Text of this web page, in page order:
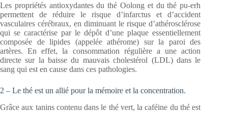
Les propriétés antioxydantes du thé Oolong et du thé pu-erh
permettent de réduire le risque d’infarctus et d’accident
vasculaires cérébraux, en diminuant le risque d’athérosclérose
qui se caractérise par le dépôt d’une plaque essentiellement
composée de lipides (appelée athérome) sur la paroi des
artères. En effet, la consommation régulière a une action
directe sur la baisse du mauvais cholestérol (LDL) dans le
sang qui est en cause dans ces pathologies.
2 – Le thé est un allié pour la mémoire et la concentration.
Grâce aux tanins contenu dans le thé vert, la caféine du thé est